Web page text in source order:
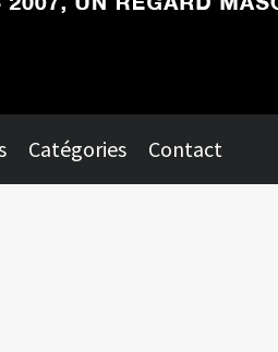
Catégories Contact